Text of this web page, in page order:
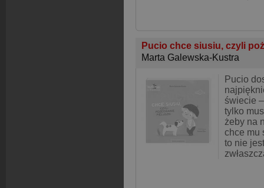
Pucio chce siusiu, czyli
Marta Galewska-Kustra
Pucio
świecie
tylko
żeby na
chce mu
to nie